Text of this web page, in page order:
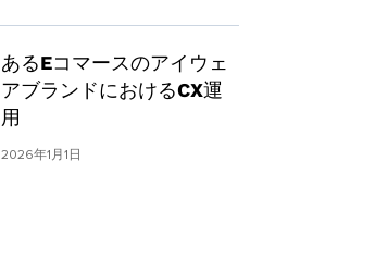
あるEコマースのアイウェ
アブランドにおけるCX運
用
2026年1月1日